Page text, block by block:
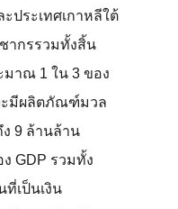
ประเทศเกาหลีใต้
ากรรวมทั้งสิ้น
มาณ 1 ใน 3 ของ
ะมีผลิตภัณฑ์มวล
ง 9 ล้านล้าน
GDP รวมทั้ง
เป็นเงิน